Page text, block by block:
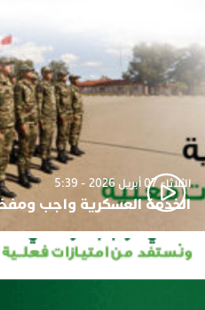
الثلاثاء 07 أبريل 2026 - 5:39
الخدمة العسكرية واجب